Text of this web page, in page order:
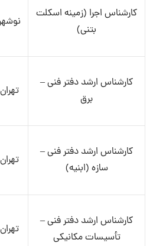
کارشناس اجرا (زمینه اسکلت
بتنی)
کارشناس ارشد دفتر فنی –
برق
تهران
کارشناس ارشد دفتر فنی –
سازه (ابنیه)
تهران
کارشناس ارشد دفتر فنی –
تأسیسات مکانیکی
تهران